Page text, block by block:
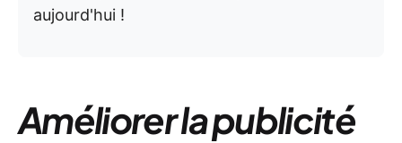
aujourd'hui !
Améliorer la publicité